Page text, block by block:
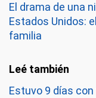
El drama de una
Estados Unidos:
familia
Estuvo 9 días